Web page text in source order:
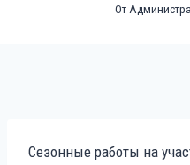
От
Сезонные работы на